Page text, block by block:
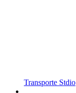
Transporte Stdio